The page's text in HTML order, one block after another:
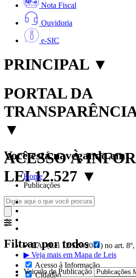
Nota Fiscal
Ouvidoria
e-SIC
PRINCIPAL ▼
PORTAL DA
▼
ACESSO À
LEI 12.527 ▼
Filtrar por todos
Acesso à Informação
Cidadão
Você está navegando em:
Home
Publicações
✔ LAI (Lei 12.527/2011) no art. 8º,
▶ Veja mais em Mapa de Leis
Veiculo de Publicação